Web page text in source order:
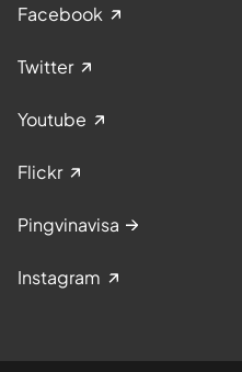
Facebook
Twitter
Youtube
Flickr
Pingvinavisa
Instagram